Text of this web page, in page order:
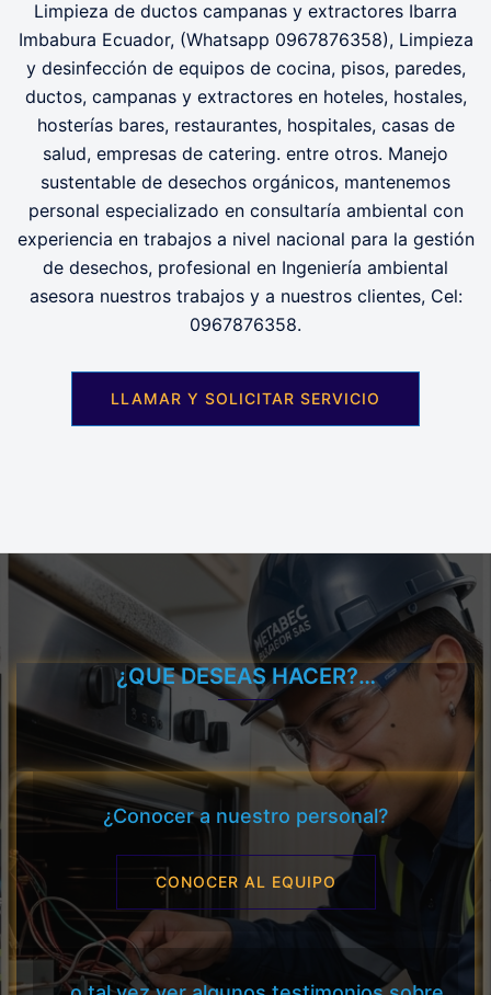
Limpieza de ductos campanas y extractores Ibarra
Imbabura Ecuador, (Whatsapp 0967876358), Limpieza
y desinfección de equipos de cocina, pisos, paredes,
ductos, campanas y extractores en hoteles, hostales,
hosterías bares, restaurantes, hospitales, casas de
salud, empresas de catering. entre otros. Manejo
sustentable de desechos orgánicos, mantenemos
personal especializado en consultaría ambiental con
experiencia en trabajos a nivel nacional para la gestión
de desechos, profesional en Ingeniería ambiental
asesora nuestros trabajos y a nuestros clientes, Cel:
0967876358.
LLAMAR Y SOLICITAR SERVICIO
¿QUE DESEAS HACER?…
¿Conocer a nuestro personal?
CONOCER AL EQUIPO